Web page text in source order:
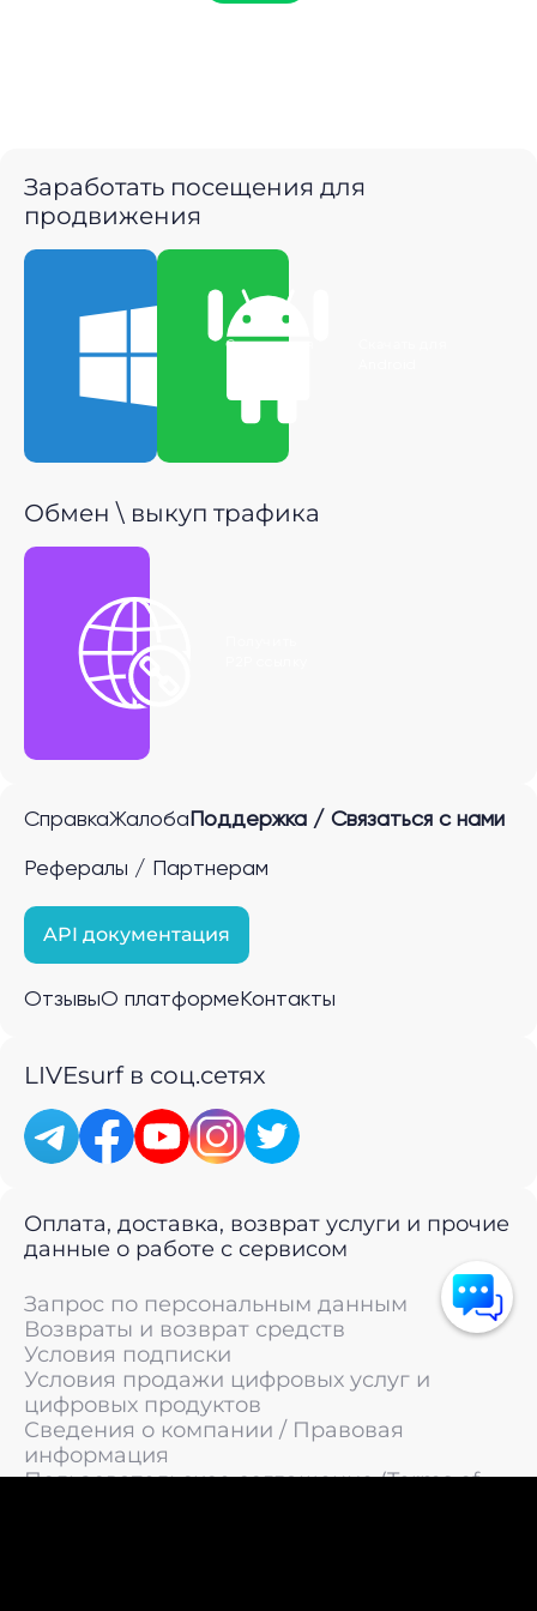
Заработать посещения для
продвижения
Скачать для
Обмен \ выкуп трафика
СправкаЖалоба Поддержка / Связаться с нами
Рефералы / Партнерам
API документация
ОтзывыО платформе Контакты
LIVEsurf в соц.сетях
Оплата, доставка, возврат услуги и прочие
данные о работе с сервисом
Запрос по персональным данным
Возвраты и возврат средств
Условия подписки
Условия продажи цифровых услуг и
цифровых продуктов
Сведения о компании / Правовая
информация
Пользовательское соглашение (Terms of